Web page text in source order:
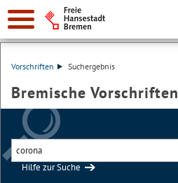
Vorschriften Suchergebnis
Bremische Vorschriften
Hilfe zur Suche